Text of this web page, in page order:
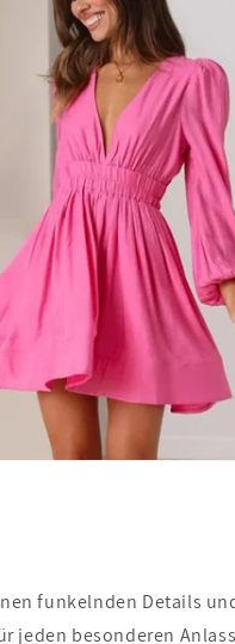
funkelnden Details
jeden besonderen